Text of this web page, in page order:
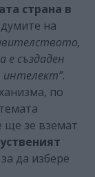
страна в
на
е създаден
интелект”.
по
ще зе вземат
за да избере